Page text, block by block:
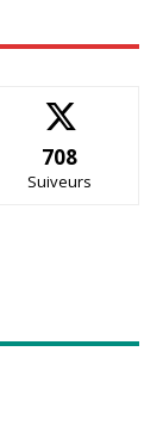
708
Suiveurs